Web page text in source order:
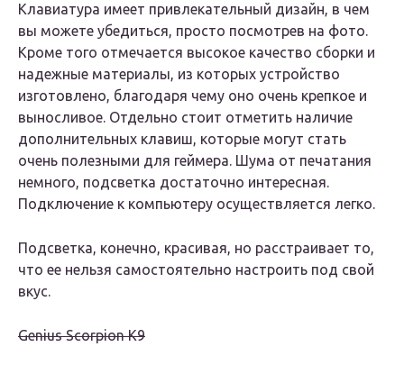
Клавиатура имеет привлекательный дизайн, в чем
вы можете убедиться, просто посмотрев на фото.
Кроме того отмечается высокое качество сборки и
надежные материалы, из которых устройство
изготовлено, благодаря чему оно очень крепкое и
выносливое. Отдельно стоит отметить наличие
дополнительных клавиш, которые могут стать
очень полезными для геймера. Шума от печатания
немного, подсветка достаточно интересная.
Подключение к компьютеру осуществляется легко.
Подсветка, конечно, красивая, но расстраивает то,
что ее нельзя самостоятельно настроить под свой
вкус.
Genius Scorpion K9